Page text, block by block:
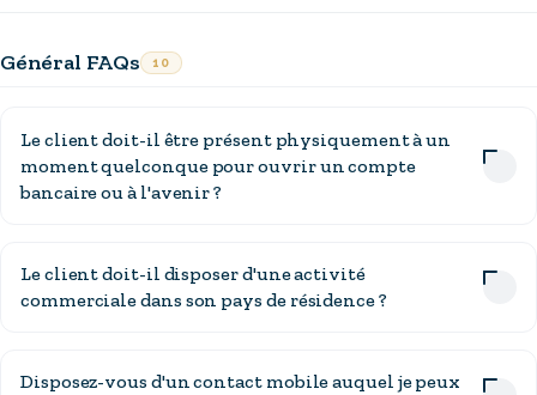
Général FAQs 10
Le client doit-il être présent physiquement à un
moment quelconque pour ouvrir un compte
bancaire ou à l'avenir ?
Le client doit-il disposer d'une activité
commerciale dans son pays de résidence ?
Disposez-vous d'un contact mobile auquel je peux